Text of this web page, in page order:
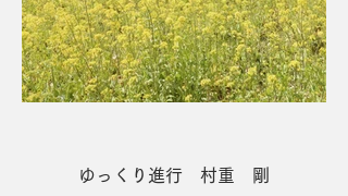
ゆっくり進行 村重 剛